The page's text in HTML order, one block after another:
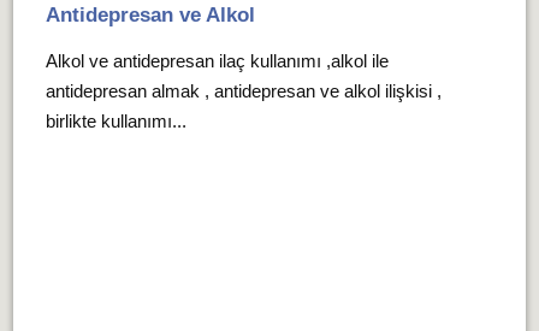
Antidepresan ve Alkol
Alkol ve antidepresan ilaç kullanımı ,alkol ile
antidepresan almak , antidepresan ve alkol ilişkisi ,
birlikte kullanımı...